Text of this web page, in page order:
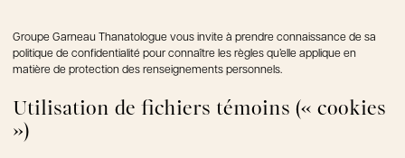
Groupe Garneau Thanatologue vous invite à prendre connaissance de sa
politique de confidentialité pour connaître les règles qu’elle applique en
matière de protection des renseignements personnels.
Utilisation de fichiers témoins (« cookies
»)